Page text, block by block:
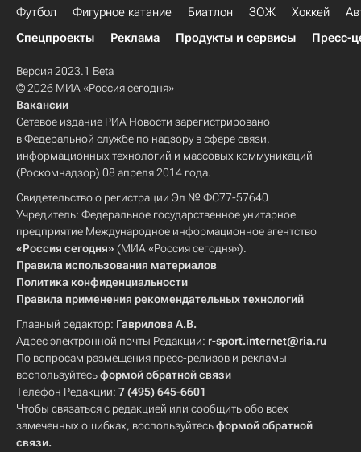
Футбол Фигурное катание Биатлон ЗОЖ Хоккей
Спецпроекты
Реклама Продукты и сервисы Пресс-
Версия 2023.1 Beta
© 2026 МИА «Россия сегодня»
Вакансии
Сетевое издание РИА Новости зарегистрировано
в Федеральной службе по надзору в сфере связи,
информационных технологий и массовых коммуникаций
(Роскомнадзор) 08 апреля 2014 года.
Свидетельство о регистрации Эл № ФС77-57640
Учредитель: Федеральное государственное унитарное
предприятие Международное информационное агентство
«Россия сегодня» (МИА «Россия сегодня»).
Правила использования материалов
Политика конфиденциальности
Правила применения рекомендательных технологий
Главный редактор: Гаврилова А.В.
Адрес электронной почты Редакции: r-sport.internet@ria.ru
По вопросам размещения пресс-релизов и рекламы
воспользуйтесьформой обратной связи
Телефон Редакции: 7 (495) 645-6601
Чтобы связаться с редакцией или сообщить обо всех
замеченных ошибках, воспользуйтесьформой обратной
связи.